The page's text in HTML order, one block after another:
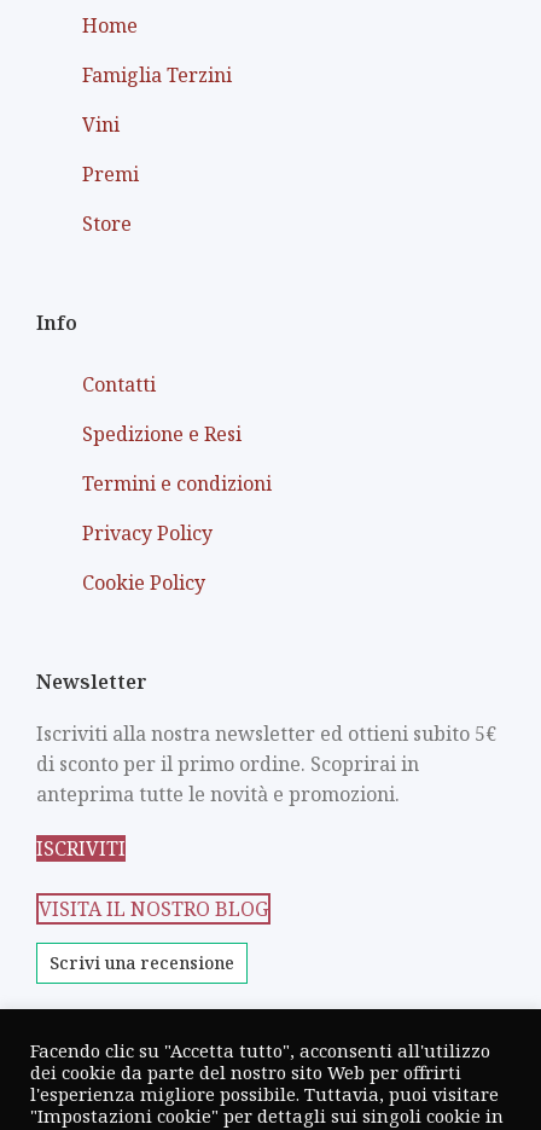
Home
Famiglia Terzini
Vini
Premi
Store
Info
Contatti
Spedizione e Resi
Termini e condizioni
Privacy Policy
Cookie Policy
Newsletter
Iscriviti alla nostra newsletter ed ottieni subito 5€
di sconto per il primo ordine. Scoprirai in
anteprima tutte le novità e promozioni.
ISCRIVITI
VISITA IL NOSTRO BLOG
Scrivi una recensione
CANTINA TERZINI 2026 CREATED BYXMARK
AGENCY- DIGITAL PARTNER
Facendo clic su "Accetta tutto", acconsenti all'utilizzo
dei cookie da parte del nostro sito Web per offrirti
l'esperienza migliore possibile. Tuttavia, puoi visitare
"Impostazioni cookie" per dettagli sui singoli cookie in